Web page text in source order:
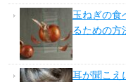
玉ねぎの食
るための方
耳が聞こえ